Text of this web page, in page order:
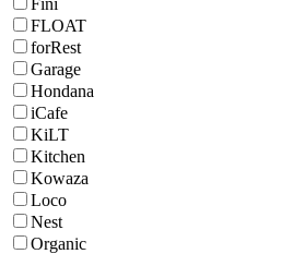
FLOAT
forRest
Garage
Hondana
iCafe
KiLT
Kitchen
Kowaza
Loco
Nest
Organic